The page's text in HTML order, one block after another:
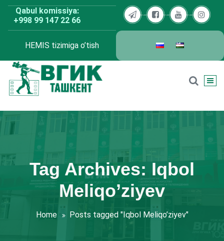
Skip
content
Qabul komissiya:
+998 99 147 22 66
HEMIS tizimiga o’tish
Tag Archives: Iqbol
Meliqo’ziyev
Home Posts tagged "Iqbol Meliqo’ziyev"